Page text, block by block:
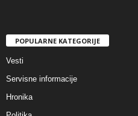
POPULARNE KATEGORIJE
Vesti
Servisne informacije
Hronika